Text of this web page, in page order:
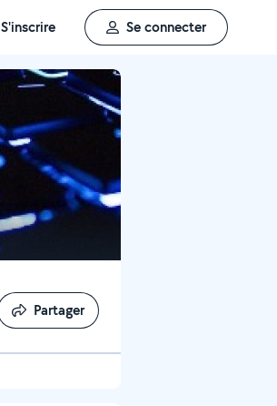
S'inscrire Se connecter
Partager
Partager